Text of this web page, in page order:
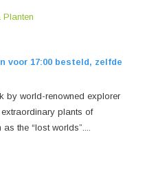
Planten
voor 17:00 besteld, zelfde
by world-renowned explorer
plants of
the “lost worlds”....